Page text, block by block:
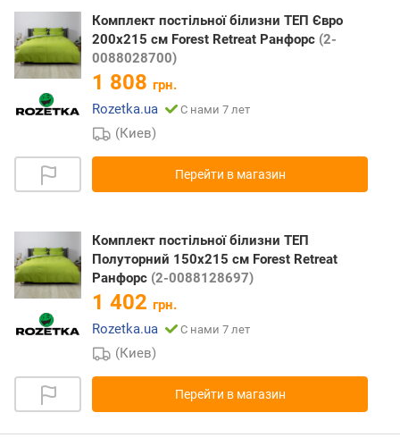
Комплект постільної білизни ТЕП Євро
200x215 см Forest Retreat Ранфорс (2-
0088028700)
1 808 грн.
Rozetka.ua
С нами 7 лет
(Киев)
Перейти в магазин
Комплект постільної білизни ТЕП
Полуторний 150х215 см Forest Retreat
Ранфорс (2-0088128697)
1 402 грн.
Rozetka.ua
С нами 7 лет
(Киев)
Перейти в магазин